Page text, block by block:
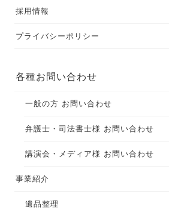
採用情報
プライバシーポリシー
各種お問い合わせ
一般の方 お問い合わせ
弁護士・司法書士様 お問い合わせ
講演会・メディア様 お問い合わせ
事業紹介
遺品整理